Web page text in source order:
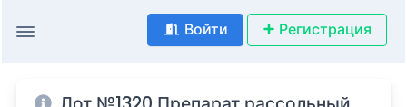
Войти Регистрация